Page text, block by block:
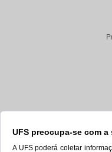
UFS preocupa-se com
A UFS poderá coletar